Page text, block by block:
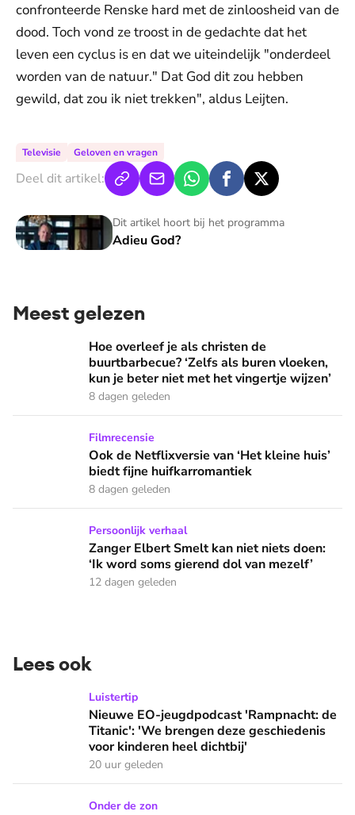
confronteerde Renske hard met de zinloosheid van de
dood. Toch vond ze troost in de gedachte dat het
leven een cyclus is en dat we uiteindelijk "onderdeel
worden van de natuur." Dat God dit zou hebben
gewild, dat zou ik niet trekken", aldus Leijten.
Televisie Geloven en vragen
Deel dit artikel:
Dit artikel hoort bij het programma
Adieu God?
Adieu God?
Meest gelezen
Hoe overleef je als christen de buurtbarbecue? ‘Zelfs als
Hoe overleef je als christen de
buurtbarbecue? ‘Zelfs als buren vloeken,
kun je beter niet met het vingertje wijzen’
8 dagen geleden
Ook de Netflixversie van ‘Het kleine huis’ biedt fijne
Filmrecensie
Ook de Netflixversie van ‘Het kleine huis’
biedt fijne huifkarromantiek
8 dagen geleden
Zanger Elbert Smelt kan niet niets doen: ‘Ik word soms
Persoonlijk verhaal
Zanger Elbert Smelt kan niet niets doen:
‘Ik word soms gierend dol van mezelf’
12 dagen geleden
Lees ook
Nieuwe EO-jeugdpodcast 'Rampnacht: de Titanic': 'We
Luistertip
Nieuwe EO-jeugdpodcast 'Rampnacht: de
Titanic': 'We brengen deze geschiedenis
voor kinderen heel dichtbij'
20 uur geleden
Wat doen we in de vakantie op zondag: naar een
Onder de zon